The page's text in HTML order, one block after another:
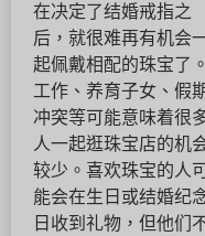
在决定了结婚戒指之
后，就很难再有机会
起佩戴相配的珠宝了。
工作、养育子女、假
冲突等可能意味着很
人一起逛珠宝店的机
较少。喜欢珠宝的人
能会在生日或结婚纪
日收到礼物，但他们